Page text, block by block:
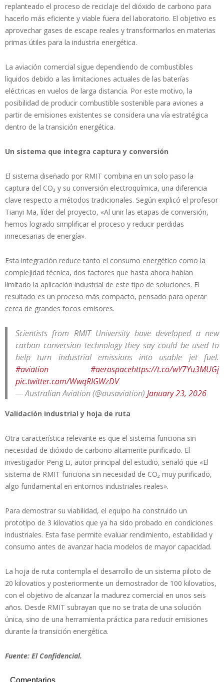
replanteado el proceso de reciclaje del dióxido de carbono para
hacerlo más eficiente y viable fuera del laboratorio. El objetivo es
aprovechar gases de escape reales y transformarlos en materias
primas útiles para la industria energética.
La aviación comercial sigue dependiendo de combustibles
líquidos debido a las limitaciones actuales de las baterías
eléctricas en vuelos de larga distancia. Por este motivo, la
posibilidad de producir combustible sostenible para aviones a
partir de emisiones existentes se considera una vía estratégica
dentro de la transición energética.
Un sistema que integra captura y conversión
El sistema diseñado por RMIT combina en un solo paso la
captura del CO₂ y su conversión electroquímica, una diferencia
clave respecto a métodos tradicionales. Según explicó el profesor
Tianyi Ma, líder del proyecto, «Al unir las etapas de conversión,
hemos logrado simplificar el proceso y reducir perdidas
innecesarias de energía».
Esta integración reduce tanto el consumo energético como la
complejidad técnica, dos factores que hasta ahora habían
limitado la aplicación industrial de este tipo de soluciones. El
resultado es un proceso más compacto, pensado para operar
cerca de grandes focos emisores.
Scientists from RMIT University have developed a new
carbon conversion technology they say could be used to
help turn industrial emissions into usable jet fuel.
#aviation
#aerospacehttps://t.co/wY7Yu3MUGj
pic.twitter.com/WwqRIGWzDV
— Australian Aviation (@ausaviation) January 23, 2026
Validación industrial y hoja de ruta
Otra característica relevante es que el sistema funciona sin
necesidad de dióxido de carbono altamente purificado. El
investigador Peng Li, autor principal del estudio, señaló que «El
sistema de RMIT funciona sin necesidad de CO₂ muy purificado,
algo fundamental en entornos industriales reales».
Para demostrar su viabilidad, el equipo ha construido un
prototipo de 3 kilovatios que ya ha sido probado en condiciones
industriales. Esta fase permite evaluar rendimiento, estabilidad y
consumo antes de avanzar hacia modelos de mayor capacidad.
La hoja de ruta contempla el desarrollo de un sistema piloto de
20 kilovatios y posteriormente un demostrador de 100 kilovatios,
con el objetivo de alcanzar la madurez comercial en unos seis
años. Desde RMIT subrayan que no se trata de una solución
única, sino de una herramienta práctica para reducir emisiones
durante la transición energética.
Fuente: El Confidencial.